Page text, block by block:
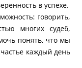
в успехе.
говорить,
многих судеб,
понять, что мы
каждый день